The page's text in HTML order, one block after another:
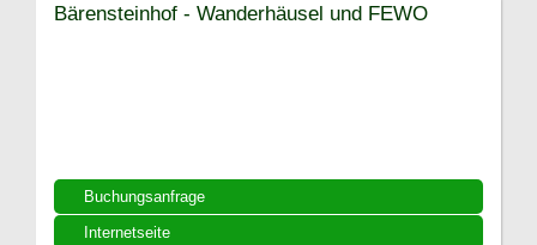
Buchungsanfrage
Internetseite
Bärensteinhof - Wanderhäusel und FEWO